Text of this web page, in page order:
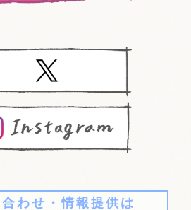
わせ・情報提供は